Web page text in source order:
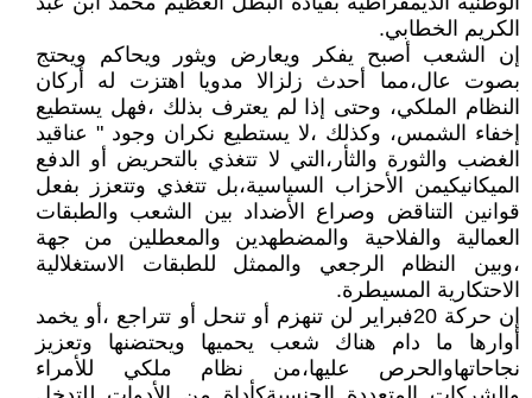
الكريم الخطابي.
إن الشعب أصبح يفكر ويعارض ويثور ويحاكم ويحتج
بصوت عال،مما أحدث زلزالا مدويا اهتزت له أركان
النظام الملكي، وحتى إذا لم يعترف بذلك ،فهل يستطيع
إخفاء الشمس، وكذلك ،لا يستطيع نكران وجود " عناقيد
الغضب والثورة والثأر،التي لا تتغذي بالتحريض أو الدفع
الميكانيكيمن الأحزاب السياسية،بل تتغذي وتتعزز بفعل
قوانين التناقض وصراع الأضداد بين الشعب والطبقات
العمالية والفلاحية والمضطهدين والمعطلين من جهة
،وبين النظام الرجعي والممثل للطبقات الاستغلالية
الاحتكارية المسيطرة.
إن حركة 20فبراير لن تنهزم أو تنحل أو تتراجع ،أو يخمد
أوارها ما دام هناك شعب يحميها ويحتضنها وتعزيز
نجاحاتهاوالحرص عليها،من نظام ملكي للأمراء